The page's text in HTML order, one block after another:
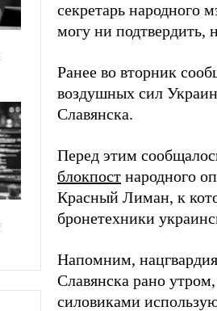
секретарь народного
могу ни подтвердить,
Ранее во вторник
воздушных сил
Славянска.
Перед этим
блокпост народного
Красный Лиман, к
бронетехники
Напомним,
Славянска рано
силовиками